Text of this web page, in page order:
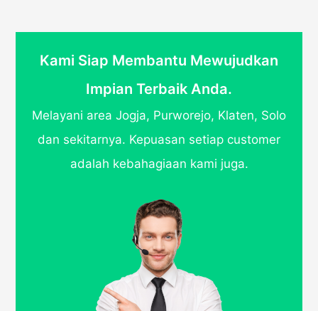
Kami Siap Membantu Mewujudkan
Impian Terbaik Anda.
Melayani area Jogja, Purworejo, Klaten, Solo
dan sekitarnya. Kepuasan setiap customer
adalah kebahagiaan kami juga.